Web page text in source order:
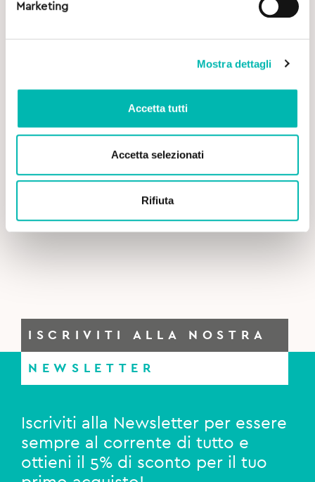
Marketing
Mostra dettagli
Accetta tutti
Accetta selezionati
Rifiuta
price
13,90€.
price
13,00€.
Cariex Spray Dentale - 50 ml
ISCRIVITI ALLA NOSTRA
NEWSLETTER
Iscriviti alla Newsletter per essere
sempre al corrente di tutto e
ottieni il 5% di sconto per il tuo